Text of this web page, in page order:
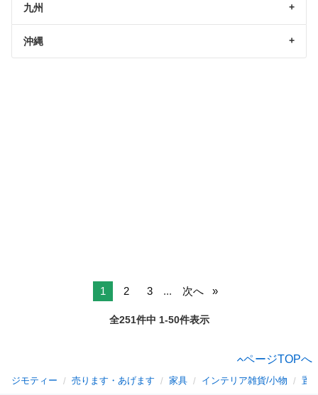
九州
沖縄
1 2 3 ... 次へ
全251件中 1-50件表示
ページTOPへ
ジモティー 売ります・あげます 家具 インテリア雑貨/小物 置